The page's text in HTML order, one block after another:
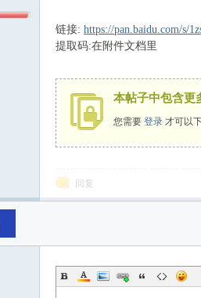
链接: https://pan.baidu.com/s/
提取码:在附件文档里
本帖子中包含更
您需要 登录 才可以
回复